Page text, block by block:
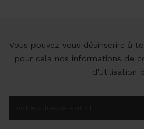
Vous pouvez vous désinscrire à
pour cela nos informations de
d'utilisation